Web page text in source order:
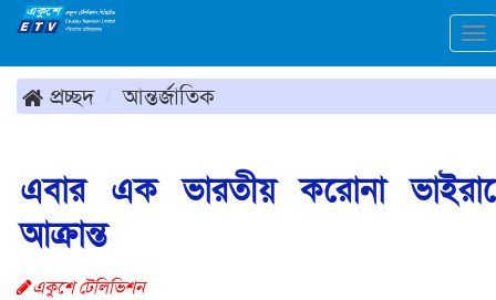
প্রচ্ছদ আন্তর্জাতিক
এবার এক ভারতীয় করোনা
আক্রান্ত
একুশে টেলিভিশন